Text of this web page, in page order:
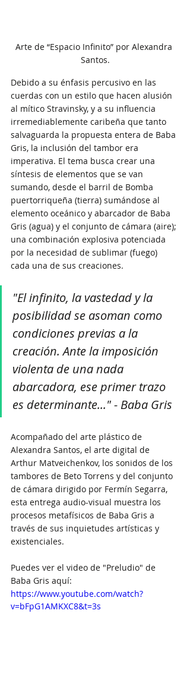
Arte de “Espacio Infinito” por Alexandra
Santos.
Debido a su énfasis percusivo en las
cuerdas con un estilo que hacen alusión
al mítico Stravinsky, y a su influencia
irremediablemente caribeña que tanto
salvaguarda la propuesta entera de Baba
Gris, la inclusión del tambor era
imperativa. El tema busca crear una
síntesis de elementos que se van
sumando, desde el barril de Bomba
puertorriqueña (tierra) sumándose al
elemento oceánico y abarcador de Baba
Gris (agua) y el conjunto de cámara (aire);
una combinación explosiva potenciada
por la necesidad de sublimar (fuego)
cada una de sus creaciones.
"El infinito, la vastedad y la
posibilidad se asoman como
condiciones previas a la
creación. Ante la imposición
violenta de una nada
abarcadora, ese primer trazo
es determinante..." - Baba Gris
Acompañado del arte plástico de
Alexandra Santos, el arte digital de
Arthur Matveichenkov, los sonidos de los
tambores de Beto Torrens y del conjunto
de cámara dirigido por Fermín Segarra,
esta entrega audio-visual muestra los
procesos metafísicos de Baba Gris a
través de sus inquietudes artísticas y
existenciales.
Puedes ver el video de "Preludio" de
Baba Gris aquí:
https://www.youtube.com/watch?
v=bFpG1AMKXC8&t=3s